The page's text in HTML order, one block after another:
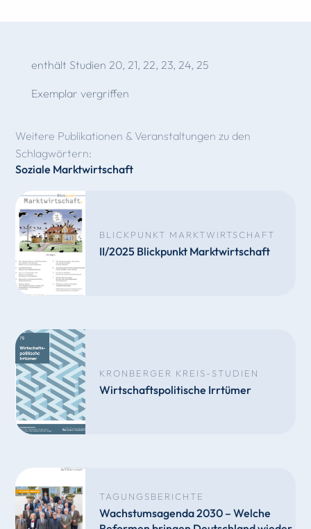
enthält Studien 20, 21, 22, 23, 24, 25
Exemplar vergriffen
Weitere Publikationen & Veranstaltungen zu den
Schlagwörtern:
Soziale Marktwirtschaft
BLICKPUNKT MARKTWIRTSCHAFT
II/2025 Blickpunkt Marktwirtschaft
KRONBERGER KREIS-STUDIEN
Wirtschaftspolitische Irrtümer
TAGUNGSBERICHTE
Wachstumsagenda 2030 – Welche